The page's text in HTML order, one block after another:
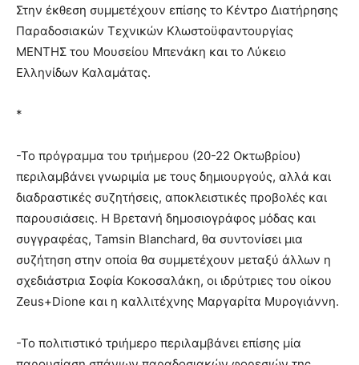
Στην έκθεση συμμετέχουν επίσης το Κέντρο Διατήρησης
Παραδοσιακών Τεχνικών Κλωστοϋφαντουργίας
ΜΕΝΤΗΣ του Μουσείου Μπενάκη και το Λύκειο
Ελληνίδων Καλαμάτας.
*
-Το πρόγραμμα του τριήμερου (20-22 Οκτωβρίου)
περιλαμβάνει γνωριμία με τους δημιουργούς, αλλά και
διαδραστικές συζητήσεις, αποκλειστικές προβολές και
παρουσιάσεις. Η Βρετανή δημοσιογράφος μόδας και
συγγραφέας, Tamsin Blanchard, θα συντονίσει μια
συζήτηση στην οποία θα συμμετέχουν μεταξύ άλλων η
σχεδιάστρια Σοφία Κοκοσαλάκη, οι ιδρύτριες του οίκου
Zeus+Dione και η καλλιτέχνης Μαργαρίτα Μυρογιάννη.
-Το πολιτιστικό τριήμερο περιλαμβάνει επίσης μία